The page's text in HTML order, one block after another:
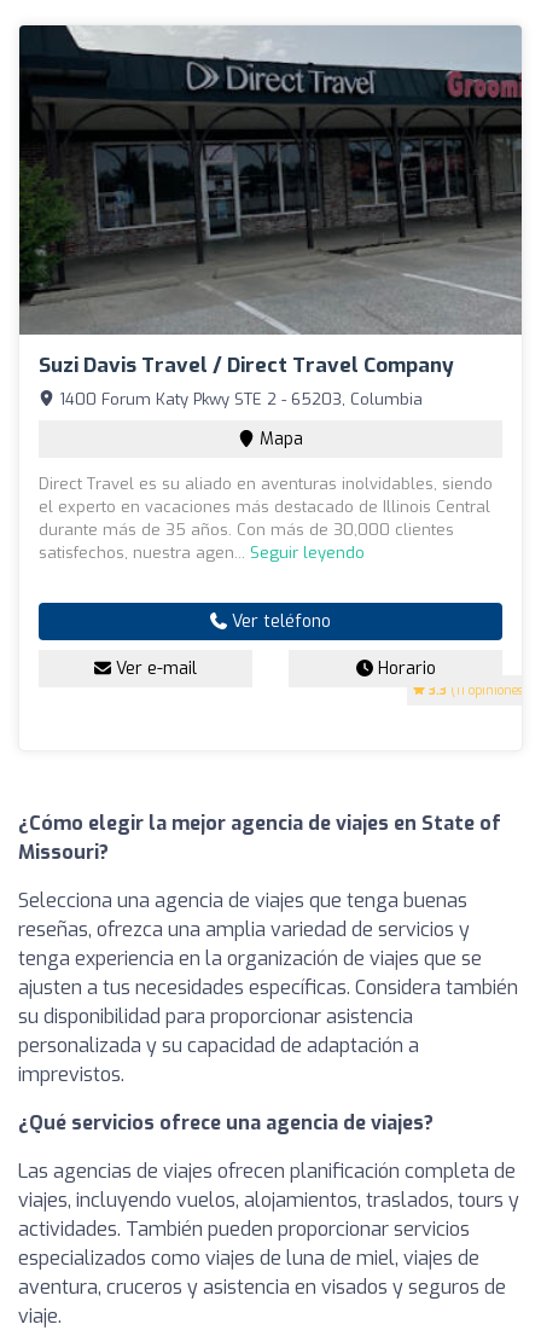
Suzi Davis Travel / Direct Travel Company
3.3 (11 opiniones)
1400 Forum Katy Pkwy STE 2 - 65203, Columbia
Mapa
Direct Travel es su aliado en aventuras inolvidables, siendo
el experto en vacaciones más destacado de Illinois Central
durante más de 35 años. Con más de 30,000 clientes
satisfechos, nuestra agen... Seguir leyendo
Ver teléfono
Ver e-mail Horario
¿Cómo elegir la mejor agencia de viajes en State of
Missouri?
Selecciona una agencia de viajes que tenga buenas
reseñas, ofrezca una amplia variedad de servicios y
tenga experiencia en la organización de viajes que se
ajusten a tus necesidades específicas. Considera también
su disponibilidad para proporcionar asistencia
personalizada y su capacidad de adaptación a
imprevistos.
¿Qué servicios ofrece una agencia de viajes?
Las agencias de viajes ofrecen planificación completa de
viajes, incluyendo vuelos, alojamientos, traslados, tours y
actividades. También pueden proporcionar servicios
especializados como viajes de luna de miel, viajes de
aventura, cruceros y asistencia en visados y seguros de
viaje.